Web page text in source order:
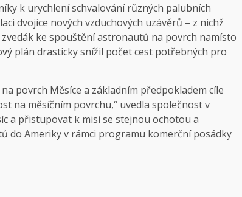
k urychlení schvalování různých palubních
dvojice nových vzduchových uzávěrů – z nichž
ke spouštění astronautů na povrch namísto
plán drasticky snížil počet cest potřebných pro
povrch Měsíce a základním předpokladem cíle
na měsíčním povrchu,“ uvedla společnost v
a přistupovat k misi se stejnou ochotou a
do Ameriky v rámci programu komerční posádky